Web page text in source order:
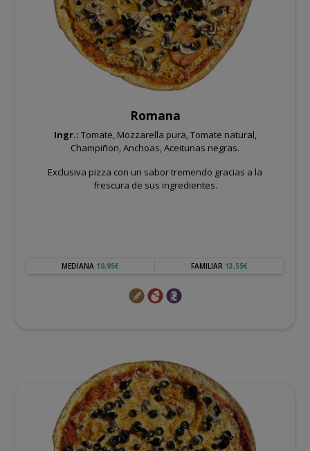
Romana
Ingr.: Tomate, Mozzarella pura, Tomate natural,
Champiñon, Anchoas, Aceitunas negras.
Exclusiva pizza con un sabor tremendo gracias a la
frescura de sus ingredientes.
MEDIANA 10,95€ FAMILIAR 13,55€